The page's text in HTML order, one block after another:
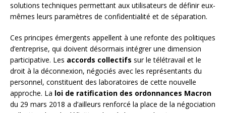
solutions techniques permettant aux utilisateurs de définir eux-
mêmes leurs paramètres de confidentialité et de séparation.
Ces principes émergents appellent à une refonte des politiques
d’entreprise, qui doivent désormais intégrer une dimension
participative. Les accords collectifs sur le télétravail et le
droit à la déconnexion, négociés avec les représentants du
personnel, constituent des laboratoires de cette nouvelle
approche. La loi de ratification des ordonnances Macron
du 29 mars 2018 a d’ailleurs renforcé la place de la négociation